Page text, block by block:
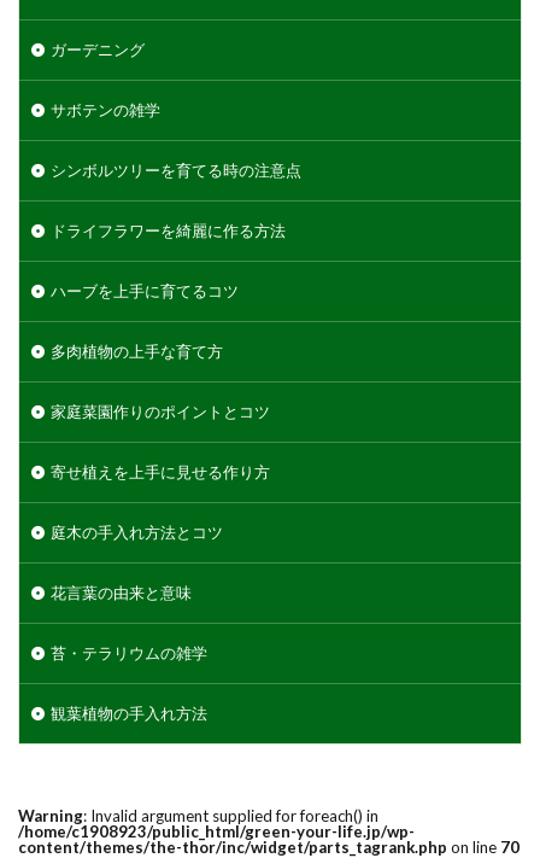
ガーデニング
サボテンの雑学
シンボルツリーを育てる時の注意点
ドライフラワーを綺麗に作る方法
ハーブを上手に育てるコツ
多肉植物の上手な育て方
家庭菜園作りのポイントとコツ
寄せ植えを上手に見せる作り方
庭木の手入れ方法とコツ
花言葉の由来と意味
苔・テラリウムの雑学
観葉植物の手入れ方法
Warning: Invalid argument supplied for foreach() in
/home/c1908923/public_html/green-your-life.jp/wp-
content/themes/the-thor/inc/widget/parts_tagrank.php on line 70